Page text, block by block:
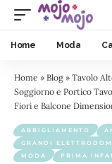
Home Moda
Home » Blog » Tavolo
Soggiorno e Portico
Fiori e Balcone
ABBIGLIAMENTO
GRANDI
MODA
PRIMA